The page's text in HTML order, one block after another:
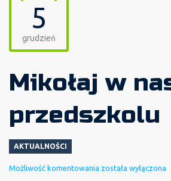
5
grudzień
Mikołaj w
przedszkolu
AKTUALNOŚCI
Możliwość komentowania Mikołaj
została wyłączona